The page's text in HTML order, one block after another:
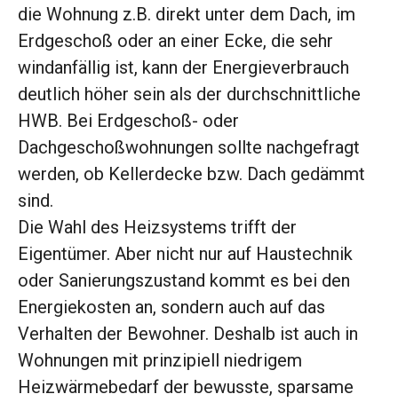
die Wohnung z.B. direkt unter dem Dach, im
Erdgeschoß oder an einer Ecke, die sehr
windanfällig ist, kann der Energieverbrauch
deutlich höher sein als der durchschnittliche
HWB. Bei Erdgeschoß- oder
Dachgeschoßwohnungen sollte nachgefragt
werden, ob Kellerdecke bzw. Dach gedämmt
sind.
Die Wahl des Heizsystems trifft der
Eigentümer. Aber nicht nur auf Haustechnik
oder Sanierungszustand kommt es bei den
Energiekosten an, sondern auch auf das
Verhalten der Bewohner. Deshalb ist auch in
Wohnungen mit prinzipiell niedrigem
Heizwärmebedarf der bewusste, sparsame